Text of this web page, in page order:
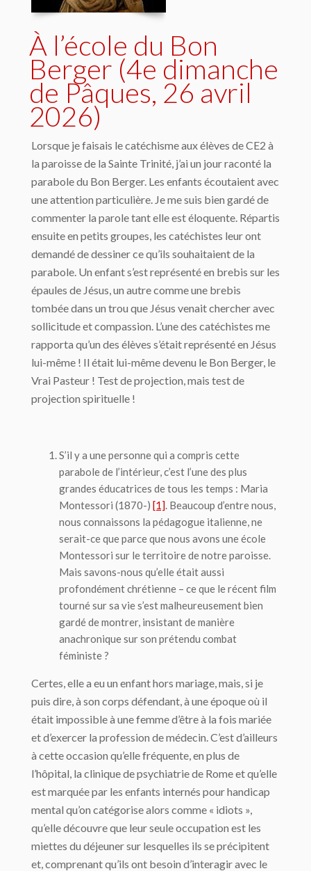
À l’école du Bon
Berger (4e dimanche
de Pâques, 26 avril
2026)
Lorsque je faisais le catéchisme aux élèves de CE2 à
la paroisse de la Sainte Trinité, j’ai un jour raconté la
parabole du Bon Berger. Les enfants écoutaient avec
une attention particulière. Je me suis bien gardé de
commenter la parole tant elle est éloquente. Répartis
ensuite en petits groupes, les catéchistes leur ont
demandé de dessiner ce qu’ils souhaitaient de la
parabole. Un enfant s’est représenté en brebis sur les
épaules de Jésus, un autre comme une brebis
tombée dans un trou que Jésus venait chercher avec
sollicitude et compassion. L’une des catéchistes me
rapporta qu’un des élèves s’était représenté en Jésus
lui-même ! Il était lui-même devenu le Bon Berger, le
Vrai Pasteur ! Test de projection, mais test de
projection spirituelle !
S’il y a une personne qui a compris cette
parabole de l’intérieur, c’est l’une des plus
grandes éducatrices de tous les temps : Maria
Montessori (1870-) [1]. Beaucoup d’entre nous,
nous connaissons la pédagogue italienne, ne
serait-ce que parce que nous avons une école
Montessori sur le territoire de notre paroisse.
Mais savons-nous qu’elle était aussi
profondément chrétienne – ce que le récent film
tourné sur sa vie s’est malheureusement bien
gardé de montrer, insistant de manière
anachronique sur son prétendu combat
féministe ?
Certes, elle a eu un enfant hors mariage, mais, si je
puis dire, à son corps défendant, à une époque où il
était impossible à une femme d’être à la fois mariée
et d’exercer la profession de médecin. C’est d’ailleurs
à cette occasion qu’elle fréquente, en plus de
l’hôpital, la clinique de psychiatrie de Rome et qu’elle
est marquée par les enfants internés pour handicap
mental qu’on catégorise alors comme « idiots »,
qu’elle découvre que leur seule occupation est les
miettes du déjeuner sur lesquelles ils se précipitent
et, comprenant qu’ils ont besoin d’interagir avec le